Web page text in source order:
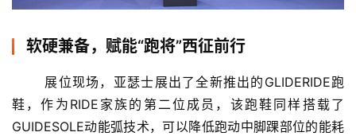
软硬兼备，赋能“跑将”西征前行
鞋，作为RIDE家族的第二位成员，该跑鞋同样搭载了
GUIDESOLE动能弧技术，可以降低跑动中脚踝部位的能耗